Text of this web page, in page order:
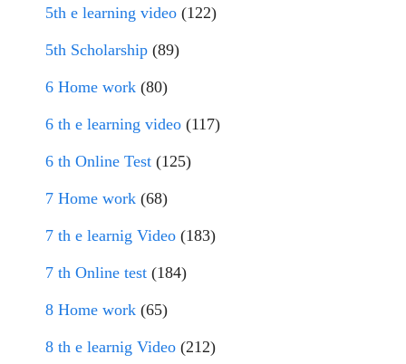
5th e learning video (122)
5th Scholarship (89)
6 Home work (80)
6 th e learning video (117)
6 th Online Test (125)
7 Home work (68)
7 th e learnig Video (183)
7 th Online test (184)
8 Home work (65)
8 th e learnig Video (212)